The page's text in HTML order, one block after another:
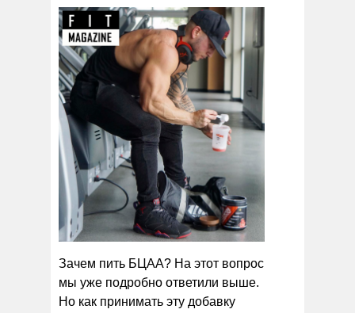
Зачем пить БЦАА? На этот вопрос
мы уже подробно ответили выше.
Но как принимать эту добавку